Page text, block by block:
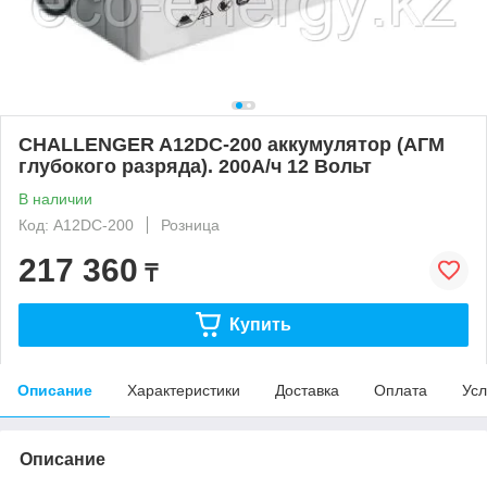
CHALLENGER A12DC-200 аккумулятор (АГМ
глубокого разряда). 200А/ч 12 Вольт
В наличии
Код: A12DC-200
Розница
217 360 ₸
Купить
Описание Характеристики Доставка Оплата
Описание